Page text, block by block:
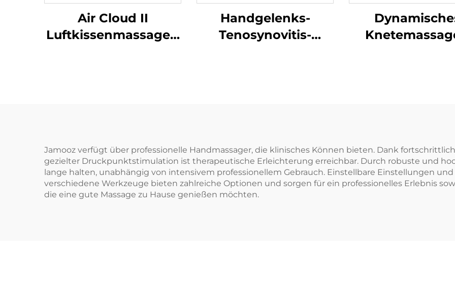
Air Cloud II
Luftkissenmassager-
Handgelenks-
Tenosynovitis-
Jamooz verfügt über professionelle Handmassager, die klinisches Können bieten. Dank
gezielter Druckpunktstimulation ist therapeutische Erleichterung erreichbar. Durch robuste und
lange halten, unabhängig von intensivem professionellem Gebrauch. Einstellbare Einstellungen
verschiedene Werkzeuge bieten zahlreiche Optionen und sorgen für ein professionelles Erlebnis
die eine gute Massage zu Hause genießen möchten.